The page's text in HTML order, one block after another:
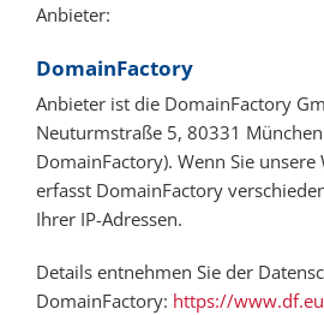
Anbieter:
DomainFactory
Anbieter ist die DomainFactory
Neuturmstraße 5, 80331
DomainFactory). Wenn Sie unsere
erfasst DomainFactory
Ihrer IP-Adressen.
Details entnehmen Sie der
DomainFactory: https://